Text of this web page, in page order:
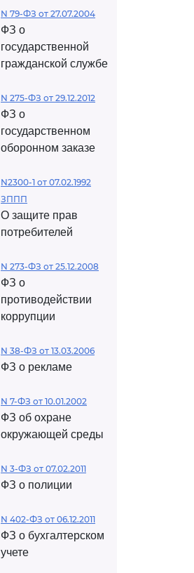
N 79-ФЗ от 27.07.2004
ФЗ о
государственной
гражданской службе
N 275-ФЗ от 29.12.2012
ФЗ о
государственном
оборонном заказе
N2300-1 от 07.02.1992
ЗППП
О защите прав
потребителей
N 273-ФЗ от 25.12.2008
ФЗ о
противодействии
коррупции
N 38-ФЗ от 13.03.2006
ФЗ о рекламе
N 7-ФЗ от 10.01.2002
ФЗ об охране
окружающей среды
N 3-ФЗ от 07.02.2011
ФЗ о полиции
N 402-ФЗ от 06.12.2011
ФЗ о бухгалтерском
учете